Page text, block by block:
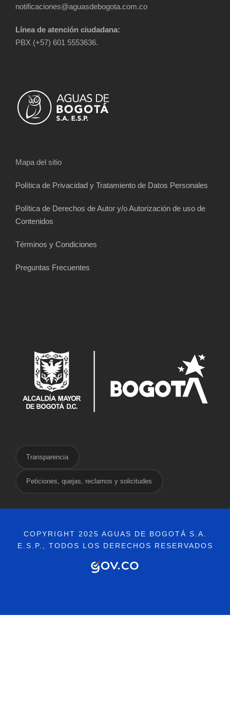
notificaciones@aguasdebogota.com.co
Línea de atención ciudadana:
PBX (+57) 601 5553636.
Mapa del sitio
Política de Privacidad y Tratamiento de Datos Personales
Política de Derechos de Autor y/o Autorización de uso de
Contenidos
Términos y Condiciones
Preguntas Frecuentes
Transparencia
Peticiones, quejas, reclamos y solicitudes
COPYRIGHT 2025 AGUAS DE BOGOTÁ S.A.
E.S.P., TODOS LOS DERECHOS RESERVADOS